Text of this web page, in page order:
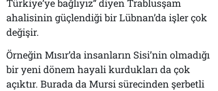
Türkiye’ye bağlıyız” diyen Trablusşam
ahalisinin güçlendiği bir Lübnan’da işler çok
değişir.
Örneğin Mısır’da insanların Sisi’nin olmadığı
bir yeni dönem hayali kurdukları da çok
açıktır. Burada da Mursi sürecinden şerbetli